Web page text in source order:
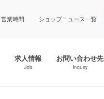
業時間 ショップニュース一覧
求人情報
Job
お問い合わせ先
Inquiry